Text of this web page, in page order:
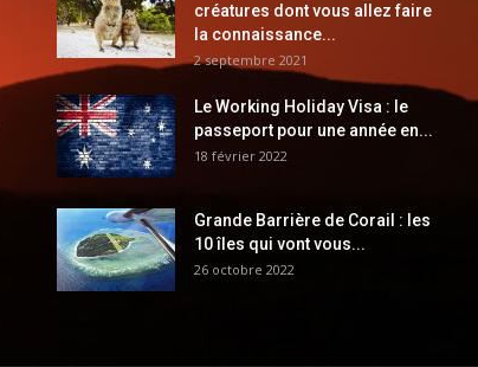
créatures dont vous allez faire
la connaissance...
2 septembre 2021
Le Working Holiday Visa : le
passeport pour une année en...
18 février 2022
Grande Barrière de Corail : les
10 îles qui vont vous...
26 octobre 2022